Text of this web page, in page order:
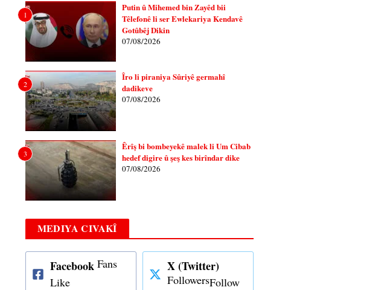
1
Putin û Mihemed bin Zayêd bii
Têlefonê li ser Ewlekariya Kendavê
Gotûbêj Dikin
07/08/2026
2
Îro li piraniya Sûriyê germahî
dadikeve
07/08/2026
3
Êrîş bi bombeyekê malek li Um Cibab
hedef digire û şeş kes birîndar dike
07/08/2026
MEDIYA CIVAKÎ
Facebook Fans
Like
X (Twitter)
FollowersFollow